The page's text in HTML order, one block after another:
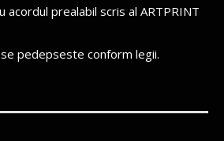
acordul prealabil scris al ARTPRINT
pedepseste conform legii.